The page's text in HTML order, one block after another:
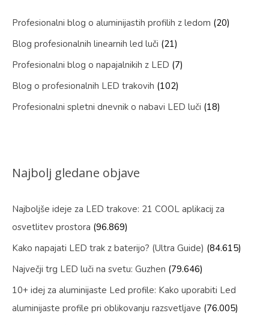
Profesionalni blog o aluminijastih profilih z ledom (20)
Blog profesionalnih linearnih led luči (21)
Profesionalni blog o napajalnikih z LED (7)
Blog o profesionalnih LED trakovih (102)
Profesionalni spletni dnevnik o nabavi LED luči (18)
Najbolj gledane objave
Najboljše ideje za LED trakove: 21 COOL aplikacij za
osvetlitev prostora (96.869)
Kako napajati LED trak z baterijo? (Ultra Guide) (84.615)
Največji trg LED luči na svetu: Guzhen (79.646)
10+ idej za aluminijaste Led profile: Kako uporabiti Led
aluminijaste profile pri oblikovanju razsvetljave (76.005)